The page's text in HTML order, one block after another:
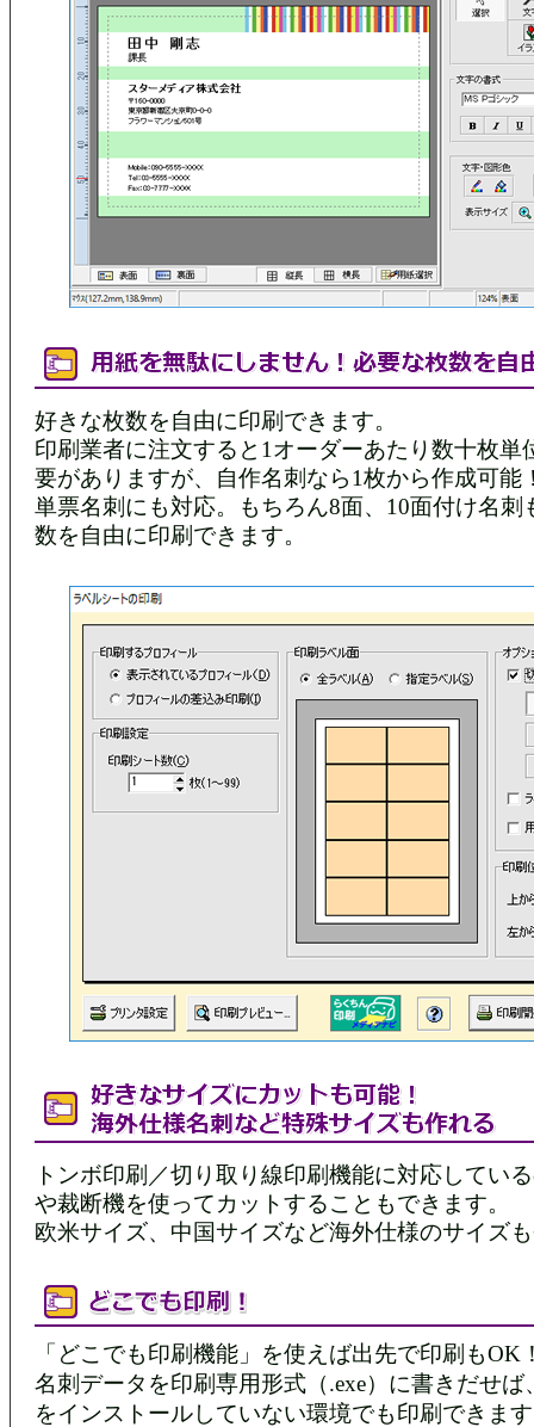
好きな枚数を自由に印刷できます。
印刷業者に注文すると1オーダーあたり数十枚単
要がありますが、自作名刺なら1枚から作成可能
単票名刺にも対応。もちろん8面、10面付け名刺
数を自由に印刷できます。
トンボ印刷／切り取り線印刷機能に対応してい
や裁断機を使ってカットすることもできます。
欧米サイズ、中国サイズなど海外仕様のサイズ
「どこでも印刷機能」を使えば出先で印刷もOK
名刺データを印刷専用形式（.exe）に書きだせば
をインストールしていない環境でも印刷できま